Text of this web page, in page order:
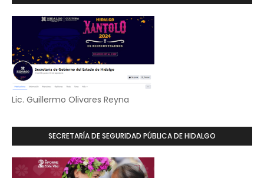
Lic. Guillermo Olivares Reyna
SECRETARÍA DE SEGURIDAD PÚBLICA DE HIDALGO